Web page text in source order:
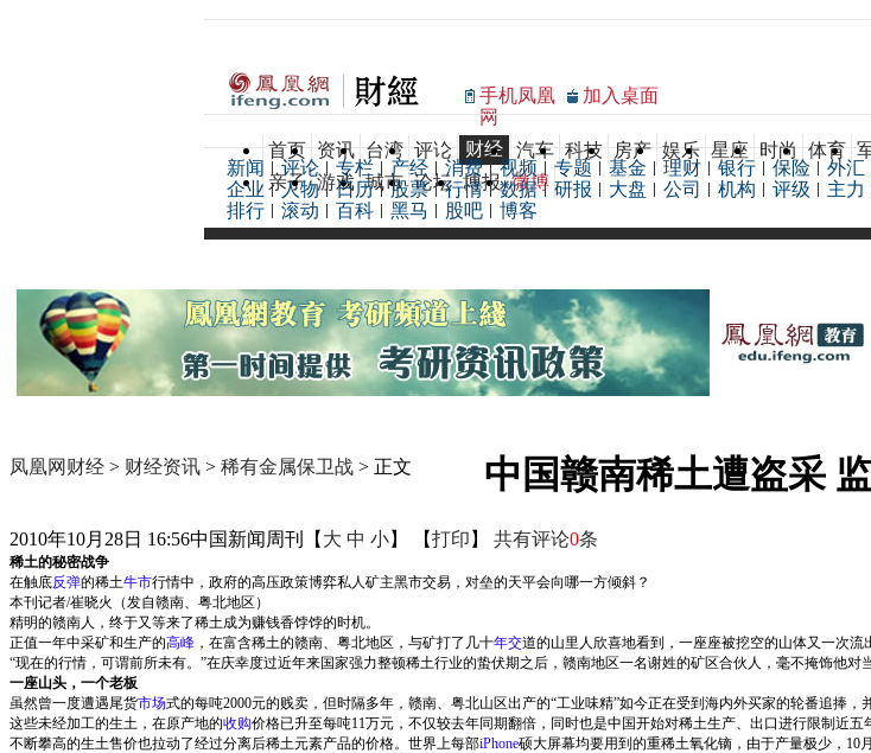
手机凤凰
网
加入桌面
首页 资讯 台湾 评论 财经 汽车 科技 房产 娱乐 星座 时尚 体育
亲子 游戏 城市 论坛 博报 微博
新闻 评论 专栏 产经 消费 视频 专题 基金 理财 银行 保险 外汇
企业
人物 日历 股票 行情 数据 研报 大盘 公司 机构 评级 主力
排行
滚动 百科 黑马 股吧 博客
凤凰网财经 > 财经资讯 > 稀有金属保卫战 > 正文 中国赣南稀土遭盗采
2010年10月28日 16:56中国新闻周刊 【 大 中 小】 【打印 】 共有评论0条
稀土的秘密战争
在触底反弹的稀土牛市行情中，政府的高压政策博弈私人矿主黑市交易，对垒的天平会向哪一方倾斜？
本刊记者/崔晓火（发自赣南、粤北地区）
精明的赣南人，终于又等来了稀土成为赚钱香饽饽的时机。
正值一年中采矿和生产的高峰 ，在富含稀土的赣南、粤北地区，与矿打了几十年交道的山里人欣喜地看到，一座座被挖空的山体又一次流
“现在的行情，可谓前所未有。”在庆幸度过近年来国家强力整顿稀土行业的蛰伏期之后，赣南地区一名谢姓的矿区合伙人，毫不掩饰他对
一座山头，一个老板
虽然曾一度遭遇尾货市场式的每吨2000元的贱卖，但时隔多年，赣南、粤北山区出产的“工业味精”如今正在受到海内外买家的轮番追捧，
这些未经加工的生土，在原产地的收购价格已升至每吨11万元，不仅较去年同期翻倍，同时也是中国开始对稀土生产、出口进行限制近五
不断攀高的生土售价也拉动了经过分离后稀土元素产品的价格。世界上每部iPhone硕大屏幕均要用到的重稀土氧化镝，由于产量极少，10